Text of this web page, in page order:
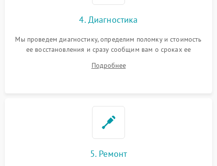
4. Диагностика
Мы проведем диагностику, определим поломку и стоимость
ее восстановления и сразу сообщим вам о сроках ее
Подробнее
5. Ремонт